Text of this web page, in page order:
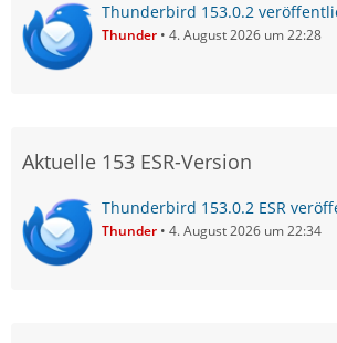
Thunderbird 153.0.2
Thunder 4. August 2026 um 22:28
Aktuelle 153 ESR-Version
Thunderbird 153.0.2 ESR
Thunder 4. August 2026 um 22:34